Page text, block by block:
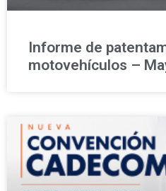
Informe de
motovehículos –